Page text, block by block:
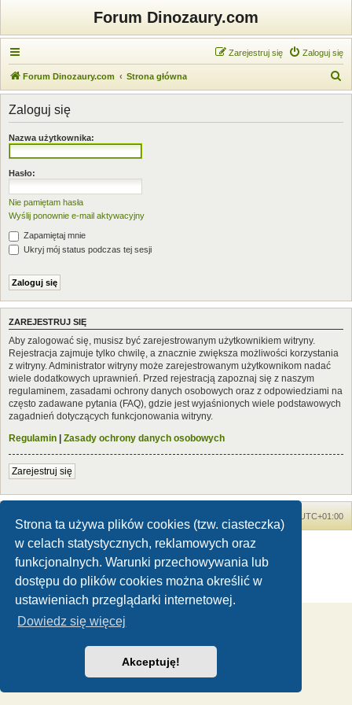
Strona ta używa plików cookies (tzw. ciasteczka)
w celach statystycznych, reklamowych oraz
funkcjonalnych. Warunki przechowywania lub
dostępu do plików cookies można określić w
ustawieniach przeglądarki internetowej.
Dowiedz się więcej
Akceptuję!
Forum Dinozaury.com
Zaloguj się
Zarejestruj się
Forum Dinozaury.com Strona główna
z
Zaloguj się
Nazwa użytkownika:
Hasło:
Nie pamiętam hasła
Wyślij ponownie e-mail aktywacyjny
Zapamiętaj mnie
Ukryj mój status podczas tej sesji
ZAREJESTRUJ SIĘ
Aby zalogować się, musisz być zarejestrowanym użytkownikiem witryny.
Rejestracja zajmuje tylko chwilę, a znacznie zwiększa możliwości korzystania
z witryny. Administrator witryny może zarejestrowanym użytkownikom nadać
wiele dodatkowych uprawnień. Przed rejestracją zapoznaj się z naszym
regulaminem, zasadami ochrony danych osobowych oraz z odpowiedziami na
często zadawane pytania (FAQ), gdzie jest wyjaśnionych wiele podstawowych
zagadnień dotyczących funkcjonowania witryny.
Regulamin | Zasady ochrony danych osobowych
Zarejestruj się
UTC+01:00
Dinozaury.com© 2006-2020
Technologię dostarczaphpBB® Forum Software © phpBB Limited
Zasady ochrony danych osobowych|Regulamin